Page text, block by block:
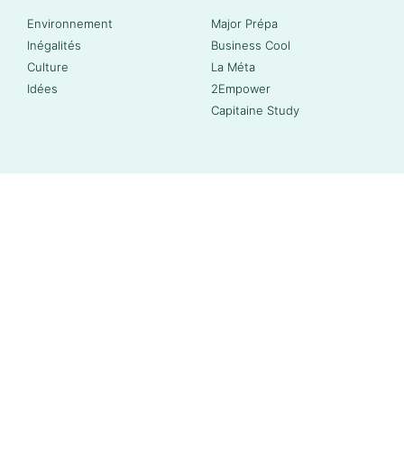
Environnement
Inégalités
Culture
Idées
Major Prépa
Business Cool
La Méta
2Empower
Capitaine Study